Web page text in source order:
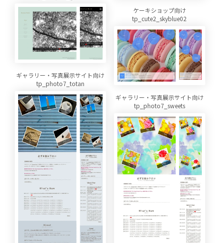
ケーキショップ向け
tp_cute2_skyblue02
ギャラリー・写真展示サイト向け
tp_photo7_totan
ギャラリー・写真展示サイト向け
tp_photo7_sweets